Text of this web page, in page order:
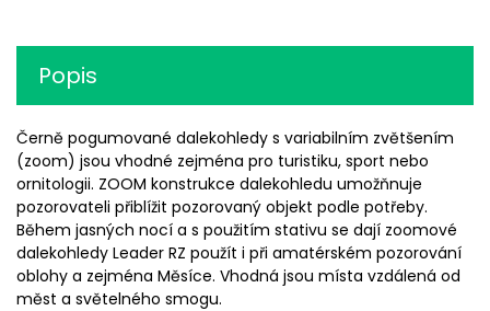
Popis
Černě pogumované dalekohledy s variabilním zvětšením
(zoom) jsou vhodné zejména pro turistiku, sport nebo
ornitologii. ZOOM konstrukce dalekohledu umožňnuje
pozorovateli přiblížit pozorovaný objekt podle potřeby.
Během jasných nocí a s použitím stativu se dají zoomové
dalekohledy Leader RZ použít i při amatérském pozorování
oblohy a zejména Měsíce. Vhodná jsou místa vzdálená od
měst a světelného smogu.